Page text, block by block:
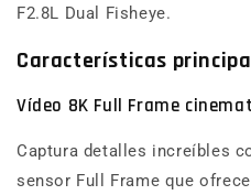
F2.8L Dual Fisheye.
Características
Vídeo 8K Full Frame
Captura detalles increíbles
sensor Full Frame que